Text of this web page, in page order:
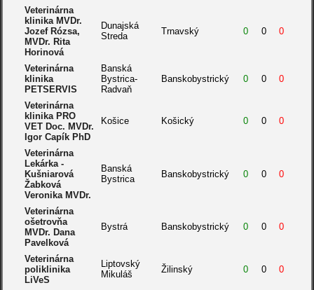
Veterinárna
klinika MVDr.
Jozef Rózsa,
MVDr. Rita
Horinová
Dunajská
Streda
Trnavský 0 0 0
Veterinárna
klinika
PETSERVIS
Banská
Bystrica-
Radvaň
Banskobystrický 0 0 0
Veterinárna
klinika PRO
VET Doc. MVDr.
Igor Capík PhD
Košice Košický 0 0 0
Veterinárna
Lekárka -
Kušniarová
Žabková
Veronika MVDr.
Banská
Bystrica
Banskobystrický 0 0 0
Veterinárna
ošetrovňa
MVDr. Dana
Pavelková
Bystrá Banskobystrický 0 0 0
Veterinárna
poliklinika
LiVeS
Liptovský
Mikuláš
Žilinský 0 0 0